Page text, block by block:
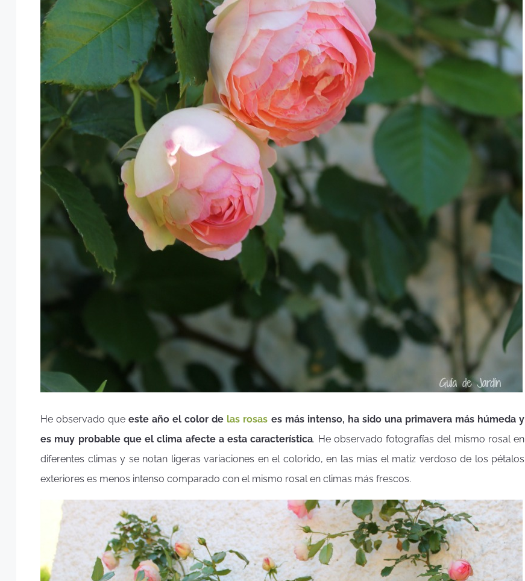
He observado queeste año el color de las rosas es más intenso, ha sido una primavera más húmeda y
es muy probable que el clima afecte a esta característica. He observado fotografías del mismo rosal en
diferentes climas y se notan ligeras variaciones en el colorido, en las mías el matiz verdoso de los pétalos
exteriores es menos intenso comparado con el mismo rosal en climas más frescos.